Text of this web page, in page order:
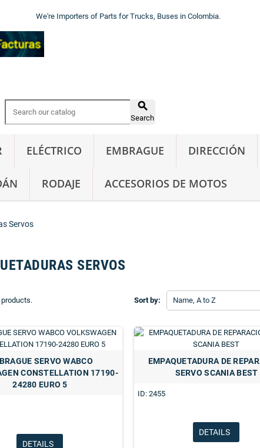
We're Importers of Parts for Trucks, Buses in Colombia.

Search
ELÉCTRICO EMBRAGUE DIRECCIÓN
RODAJE ACCESORIOS DE MOTOS
Servos
SERVOS
Sort by: Name, A to Z
products.
SERVO WABCO
CONSTELLATION 17190-
24280 EURO 5
DETAILS
EMPAQUETADURA DE
SERVO SCANIA BEST
ID: 2455
DETAILS